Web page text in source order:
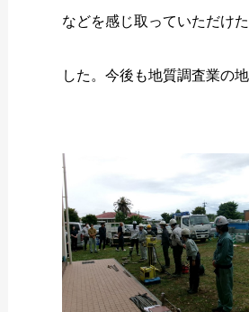
などを感じ取っていただけ
した。今後も地質調査業の